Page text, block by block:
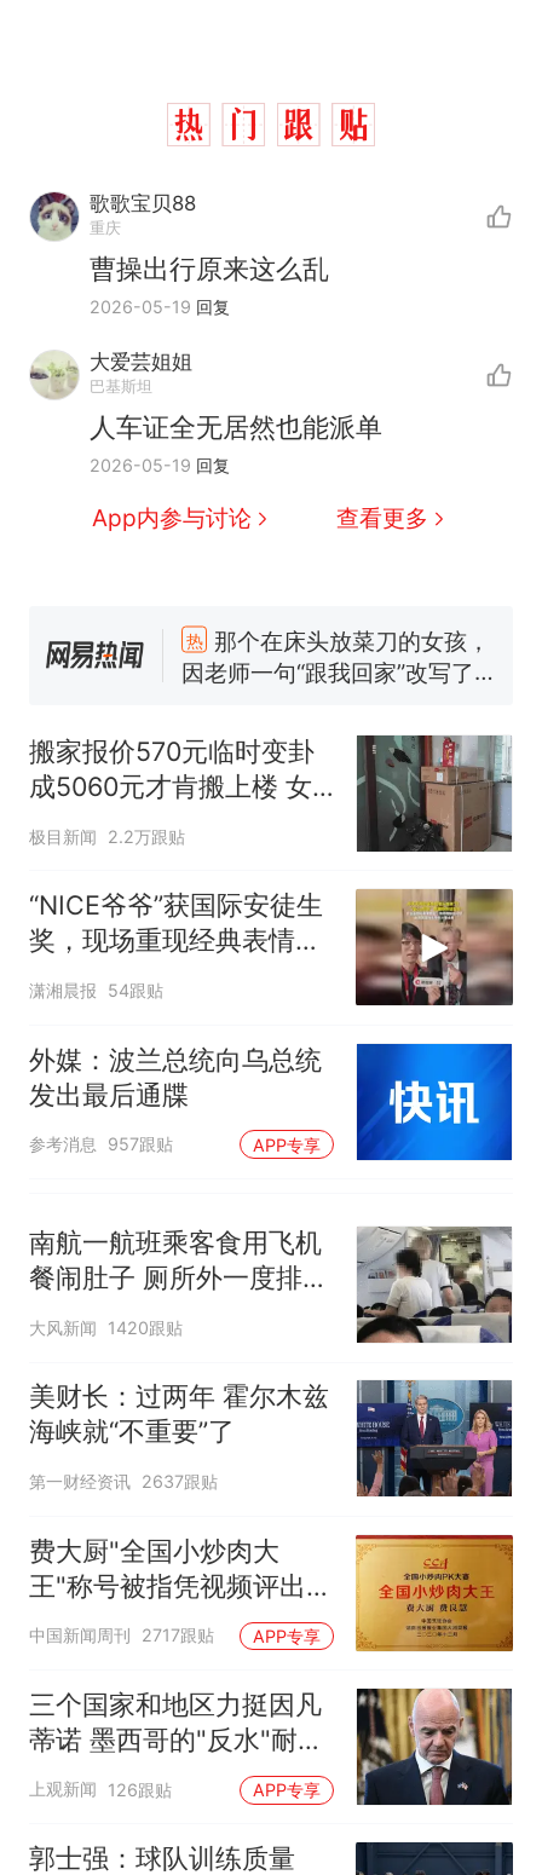
歌歌宝贝88
重庆
曹操出行原来这么乱
2026-05-19 回复
大爱芸姐姐
巴基斯坦
人车证全无居然也能派单
2026-05-19 回复
App内参与讨论 查看更多
热
那个在床头放菜刀的女孩，
因老师一句“跟我回家”改写了
交5060元才肯搬上楼！女子傻
眼了……
十多万人报名的考试，成绩全
部作废，公平么？
空调24小时开着反而更省电？
佛山一中学招聘物理教师，笔
试前13名均遭淘汰？教育局：
已叫停招聘，成立调查组全面
“不建议大家买深色蛋糕”上热
搜，网友：天塌了！
因老师一句“跟我回家”改写了
人生
搬家报价570元临时变卦
成5060元才肯搬上楼 女
子傻眼
极目新闻 2.2万跟贴
“NICE爷爷”获国际安徒生
奖，现场重现经典表情
包，向中国粉丝问好
潇湘晨报 54跟贴
外媒：波兰总统向乌总统
发出最后通牒
参考消息 957跟贴 APP专享
南航一航班乘客食用飞机
餐闹肚子 厕所外一度排长
队
大风新闻 1420跟贴
美财长：过两年 霍尔木兹
海峡就“不重要”了
第一财经资讯 2637跟贴
费大厨"全国小炒肉大
王"称号被指凭视频评出
官方回应
中国新闻周刊 2717跟贴 APP专享
三个国家和地区力挺因凡
蒂诺 墨西哥的"反水"耐人
寻味
上观新闻 126跟贴 APP专享
郭士强：球队训练质量